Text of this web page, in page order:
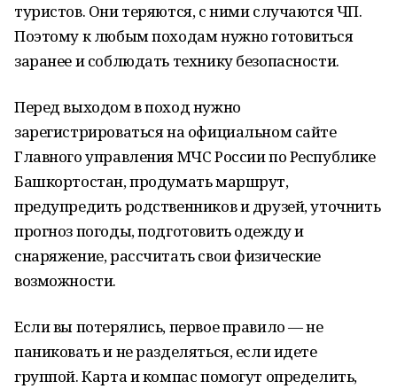
туристов. Они теряются, с ними случаются ЧП.
Поэтому к любым походам нужно готовиться
заранее и соблюдать технику безопасности.
Перед выходом в поход нужно
зарегистрироваться на официальном сайте
Главного управления МЧС России по Республике
Башкортостан, продумать маршрут,
предупредить родственников и друзей, уточнить
прогноз погоды, подготовить одежду и
снаряжение, рассчитать свои физические
возможности.
Если вы потерялись, первое правило — не
паниковать и не разделяться, если идете
группой. Карта и компас помогут определить,